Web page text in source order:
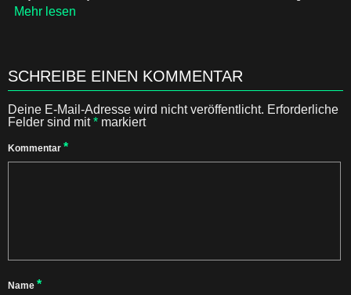
Mehr lesen
SCHREIBE EINEN KOMMENTAR
Deine E-Mail-Adresse wird nicht veröffentlicht. Erforderliche
Felder sind mit* markiert
Kommentar *
Name *